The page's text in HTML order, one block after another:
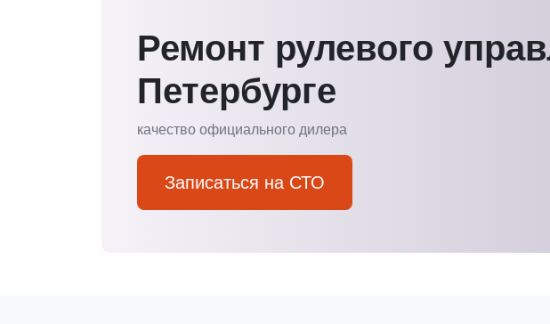
Ремонт рулевого
Петербурге
качество официального дилера
Записаться на СТО